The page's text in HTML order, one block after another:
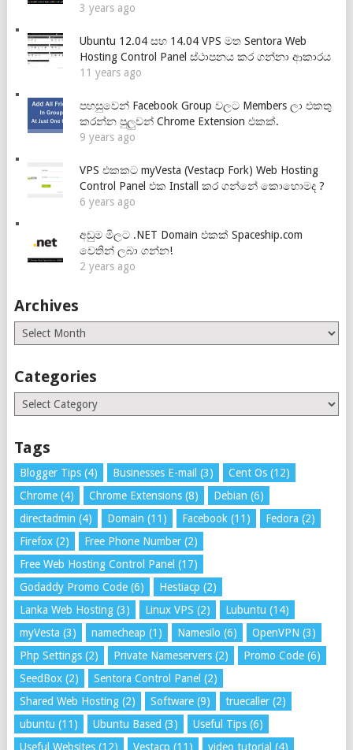
3 years ago
Ubuntu 12.04 සහ 14.04 VPS මත Sentora Web
Hosting Control Panel ස්ථාපනය කර ගන්නා ආකාරය
11 years ago
පහසුවෙන් Facebook Group වලට Members ලා එකතු
කරන්න පුලුවන් Chrome Extension එකක්.
9 years ago
VPS එකකට myVesta (Vestacp Fork) Web Hosting
Control Panel එක Install කර ගන්නේ කොහොමද ?
6 years ago
අඩුම මිලට .NET Domain එකක් Spaceship.com
වෙතින් ලබා ගන්න!
2 years ago
Archives
Archives
Categories
Categories
Tags
Blogger Tips(4) Businesses E-mail (3) Cent Os(12)
Chrome(4) Chrome Extensions(8) Debian (6)
directadmin (4) Domain (11) Facebook (11) Fedora (2)
Firefox(2) Free Phone Number(2)
Free Web Hosting Control Panel (17)
Godaddy Promo Code(6) Hestiacp (2)
Lanka Web Hosting(3) Linux VPS (2) Lubuntu (14)
myVesta (3) namecheap (1) Namesilo (6) OpenVPN (3)
Php Settings(2) Private Nameservers(2) Promo Code(6)
SeedBox(2) Sentora Control Panel (2)
Shared Web Hosting(2) Software(9) truecaller(2)
ubuntu (11) Ubuntu Based (3) Useful Tips(6)
Useful Websites(12) Vestacp (11) video tutorial (4)